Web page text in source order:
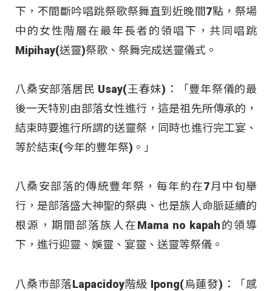
下，不間斷吟唱跳祭歌祭舞直到近晚間7點，祭場
中的女性階層在最年長者的領唱下，共同唱跳
Mipihay(送靈)祭歌、祭舞完成送靈儀式。
八桑安部落居民 Usay(王春妹)：「豐年祭儀的最
後一天特別由部落女性進行，這是祖先所傳承的，
結束時要進行所謂的送靈祭，同時也進行完工宴、
等於結束(今年的豐年祭)。」
八桑安部落的傳統豐年祭，每年約在7月中旬舉
行，是部落盛大神聖的祭典、也是族人命脈延續的
根源，期間部落族人在Mama no kapah的領導
下，進行迎靈、娛靈、宴靈、送靈等祭儀。
八桑巿部落Lapacidoy階級 Ipong(烏蓮發)：「感